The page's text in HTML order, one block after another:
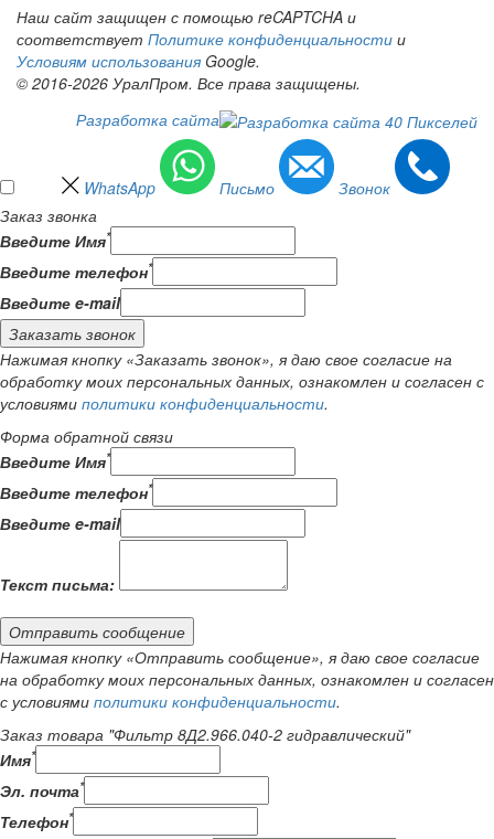
Наш сайт защищен с помощью reCAPTCHA и
соответствует Политике конфиденциальности и
Условиям использования Google.
© 2016-2026 УралПром. Все права защищены.
Разработка сайта
WhatsApp Письмо
Звонок
Заказ звонка
Введите Имя*
Введите телефон*
Введите e-mail
Заказать звонок
Нажимая кнопку «Заказать звонок», я даю свое согласие на
обработку моих персональных данных, ознакомлен и согласен с
условиями политики конфиденциальности.
Форма обратной связи
Введите Имя*
Введите телефон*
Введите e-mail
Текст письма:
Отправить сообщение
Нажимая кнопку «Отправить сообщение», я даю свое согласие
на обработку моих персональных данных, ознакомлен и согласен
с условиями политики конфиденциальности.
Заказ товара "Фильтр 8Д2.966.040-2 гидравлический"
Имя*
Эл. почта*
Телефон*